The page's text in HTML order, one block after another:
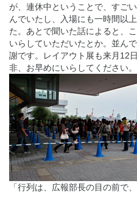
が、連休中ということで、すご
んでいたし、入場にも一時間以
た。あとで聞いた話によると、
いらしていただいたとか。並ん
謝です。レイアウト展も来月12
非、お早めにいらしてください。
「行列は、広報部長の目の前で